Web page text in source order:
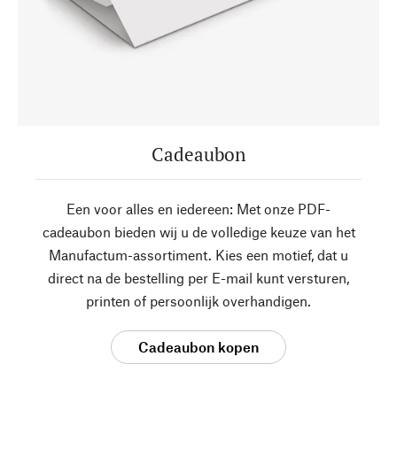
Cadeaubon
Een voor alles en iedereen: Met onze PDF-
cadeaubon bieden wij u de volledige keuze van het
Manufactum-assortiment. Kies een motief, dat u
direct na de bestelling per E-mail kunt versturen,
printen of persoonlijk overhandigen.
Cadeaubon kopen